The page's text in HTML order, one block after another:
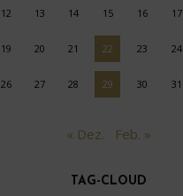
12 13 14 15 16 17
19 20 21 22 23 24
26 27 28 29 30 31
« Dez. Feb. »
TAG-CLOUD